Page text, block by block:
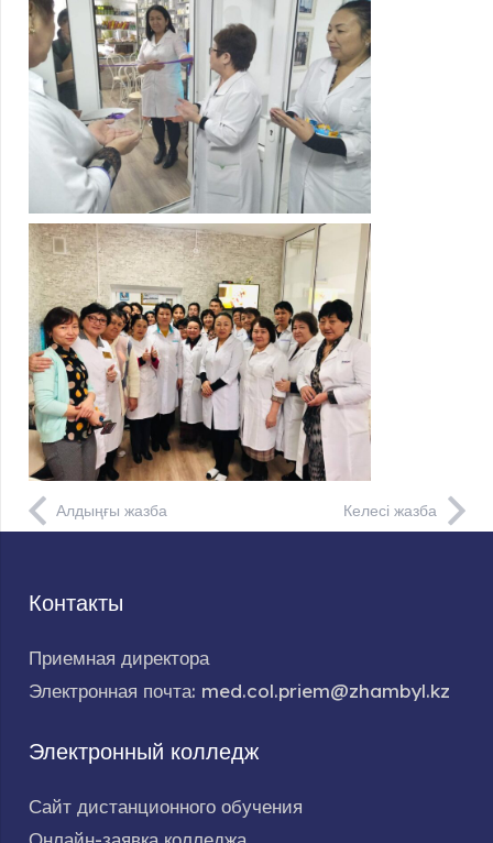
Алдыңғы жазба Келесі жазба
Контакты
Приемная директора
Электронная почта: med.col.priem@zhambyl.kz
Электронный колледж
Сайт дистанционного обучения